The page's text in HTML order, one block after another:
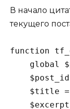
В начало
текущего
function
global
$title